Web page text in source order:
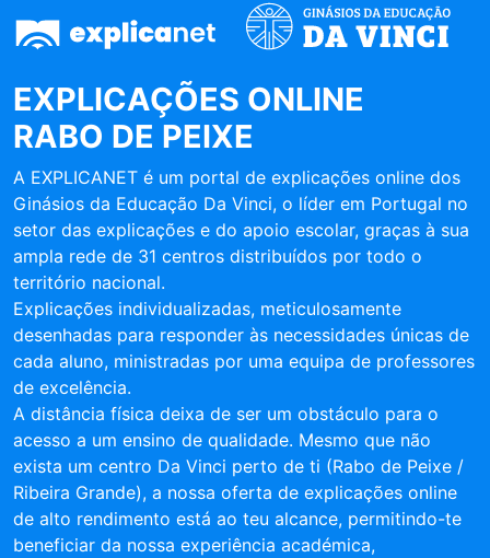
EXPLICAÇÕES ONLINE
RABO DE PEIXE
A EXPLICANET é um portal de explicações online dos
Ginásios da Educação Da Vinci, o líder em Portugal no
setor das explicações e do apoio escolar, graças à sua
ampla rede de 31 centros distribuídos por todo o
território nacional.
Explicações individualizadas, meticulosamente
desenhadas para responder às necessidades únicas de
cada aluno, ministradas por uma equipa de professores
de excelência.
A distância física deixa de ser um obstáculo para o
acesso a um ensino de qualidade. Mesmo que não
exista um centro Da Vinci perto de ti (Rabo de Peixe /
Ribeira Grande), a nossa oferta de explicações online
de alto rendimento está ao teu alcance, permitindo-te
beneficiar da nossa experiência académica,